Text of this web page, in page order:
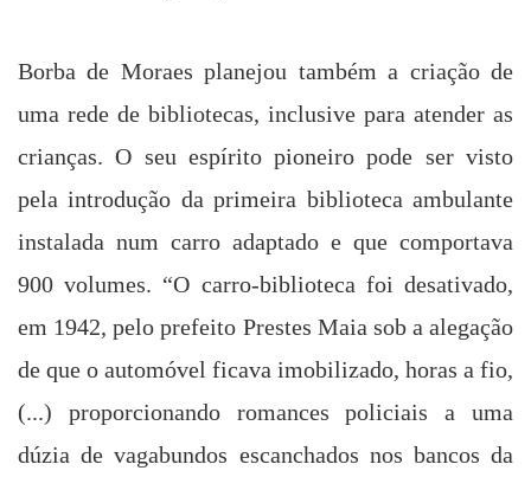
Borba de Moraes planejou também a criação de
uma rede de bibliotecas, inclusive para atender as
crianças. O seu espírito pioneiro pode ser visto
pela introdução da primeira biblioteca ambulante
instalada num carro adaptado e que comportava
900 volumes. “O carro-biblioteca foi desativado,
em 1942, pelo prefeito Prestes Maia sob a alegação
de que o automóvel ficava imobilizado, horas a fio,
(...) proporcionando romances policiais a uma
dúzia de vagabundos escanchados nos bancos da